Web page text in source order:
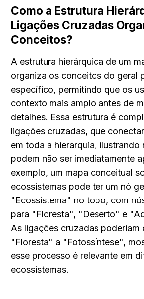
Como a Estrutura
Ligações Cruzadas
Conceitos?
A estrutura hierárquica de um
organiza os conceitos do geral
específico, permitindo que os
contexto mais amplo antes de
detalhes. Essa estrutura é
ligações cruzadas, que
em toda a hierarquia, ilustrando
podem não ser imediatamente
exemplo, um mapa conceitual
ecossistemas pode ter um nó
"Ecossistema" no topo, com
para "Floresta", "Deserto" e
As ligações cruzadas poderiam
"Floresta" a "Fotossíntese",
esse processo é relevante em
ecossistemas.